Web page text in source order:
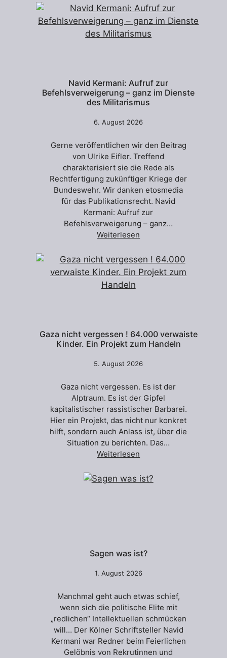
Navid Kermani: Aufruf zur
Befehlsverweigerung – ganz im Dienste
des Militarismus
6. August 2026
Gerne veröffentlichen wir den Beitrag
von Ulrike Eifler. Treffend
charakterisiert sie die Rede als
Rechtfertigung zukünftiger Kriege der
Bundeswehr. Wir danken etosmedia
für das Publikationsrecht. Navid
Kermani: Aufruf zur
Befehlsverweigerung – ganz…
Weiterlesen
Gaza nicht vergessen ! 64.000 verwaiste
Kinder. Ein Projekt zum Handeln
5. August 2026
Gaza nicht vergessen. Es ist der
Alptraum. Es ist der Gipfel
kapitalistischer rassistischer Barbarei.
Hier ein Projekt, das nicht nur konkret
hilft, sondern auch Anlass ist, über die
Situation zu berichten. Das…
Weiterlesen
Sagen was ist?
1. August 2026
Manchmal geht auch etwas schief,
wenn sich die politische Elite mit
„redlichen“ Intellektuellen schmücken
will… Der Kölner Schriftsteller Navid
Kermani war Redner beim Feierlichen
Gelöbnis von Rekrutinnen und